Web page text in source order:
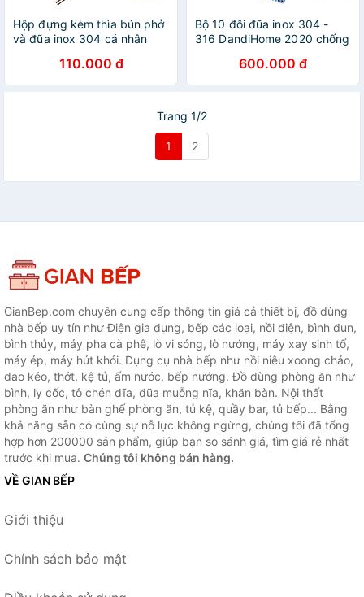
Hộp đựng kèm thìa bún phở
và đũa inox 304 cá nhân
110.000 đ
Bộ 10 đôi đũa inox 304 -
316 DandiHome 2020 chống
600.000 đ
Trang 1/2
1 2
GianBep.com chuyên cung cấp thông tin giá cả thiết bị, đồ dùng
nhà bếp uy tín như Điện gia dụng, bếp các loại, nồi điện, bình đun,
bình thủy, máy pha cà phê, lò vi sóng, lò nướng, máy xay sinh tố,
máy ép, máy hút khói. Dụng cụ nhà bếp như nồi niêu xoong chảo,
dao kéo, thớt, kệ tủ, ấm nước, bếp nướng. Đồ dùng phòng ăn như
bình, ly cốc, tô chén dĩa, đũa muỗng nĩa, khăn bàn. Nội thất
phòng ăn như bàn ghế phòng ăn, tủ kệ, quầy bar, tủ bếp... Bằng
khả năng sẵn có cùng sự nỗ lực không ngừng, chúng tôi đã tổng
hợp hơn 200000 sản phẩm, giúp bạn so sánh giá, tìm giá rẻ nhất
trước khi mua. Chúng tôi không bán hàng.
VỀ GIAN BẾP
Giới thiệu
Chính sách bảo mật